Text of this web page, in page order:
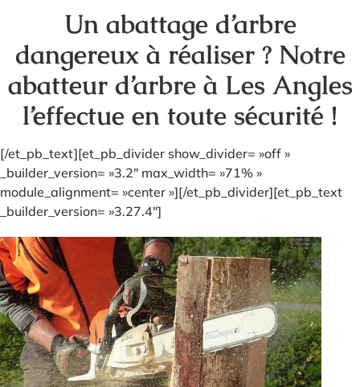
Un abattage d’arbre
dangereux à réaliser ? Notre
abatteur d’arbre à Les Angles
l’effectue en toute sécurité !
[/et_pb_text][et_pb_divider show_divider= »off »
_builder_version= »3.2″ max_width= »71% »
module_alignment= »center »][/et_pb_divider][et_pb_text
_builder_version= »3.27.4″]